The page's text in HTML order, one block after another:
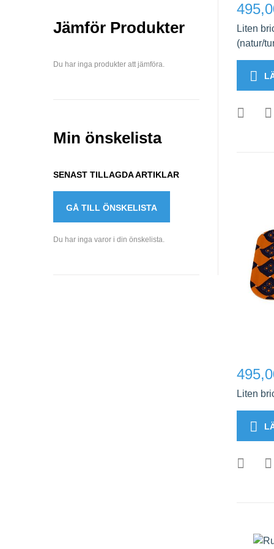
Liten
(natur/
Liten
Jämför Produkter
Du har inga produkter att jämföra.
Min önskelista
SENAST TILLAGDA ARTIKLAR
GÅ TILL ÖNSKELISTA
Du har inga varor i din önskelista.